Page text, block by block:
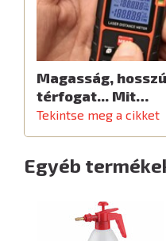
Magasság,
térfogat... Mit…
Tekintse meg a cikket
Egyéb